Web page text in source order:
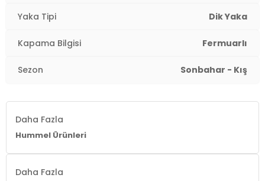
Yaka Tipi Dik Yaka
Kapama Bilgisi Fermuarlı
Sezon Sonbahar - Kış
Daha Fazla
Hummel Ürünleri
Daha Fazla